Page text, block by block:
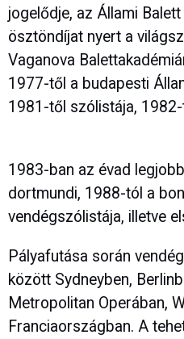
jogelődje, az Állami
ösztöndíjat nyert a
Vaganova
1977-től a budapesti
1981-től szólistája,
1983-ban az évad
dortmundi, 1988-tól a
vendégszólistája, illetve
Pályafutása során
között Sydneyben,
Metropolitan Operában,
Franciaországban. A